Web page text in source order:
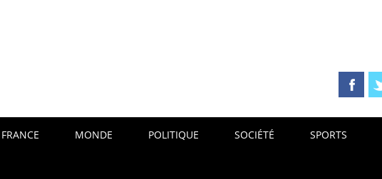
FRANCE MONDE POLITIQUE SOCIÉTÉ SPORTS